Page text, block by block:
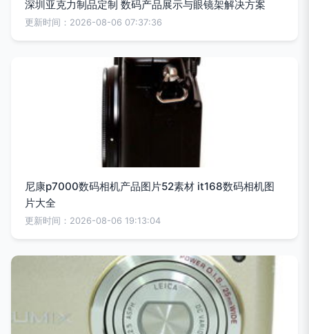
深圳亚克力制品定制 数码产品展示与眼镜架解决方案
更新时间：2026-08-06 07:37:36
尼康p7000数码相机产品图片52素材 it168数码相机图
片大全
更新时间：2026-08-06 19:13:04